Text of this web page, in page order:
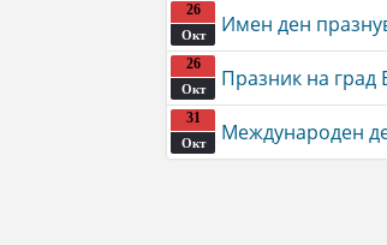
26
Окт Имен ден
26
Окт Празник на град
31
Окт Международен